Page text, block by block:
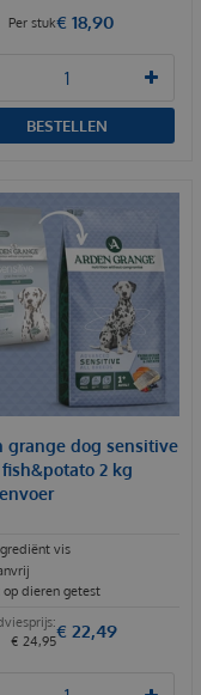
€ 18,90
Per stuk
BESTELLEN
grange dog sensitive
2 kg
vis
op dieren getest
€ 24,95€ 22,49